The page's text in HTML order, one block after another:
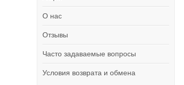
О нас
Отзывы
Часто задаваемые вопросы
Условия возврата и обмена